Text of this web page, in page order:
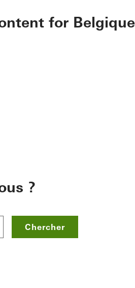
for Belgique
?
Chercher